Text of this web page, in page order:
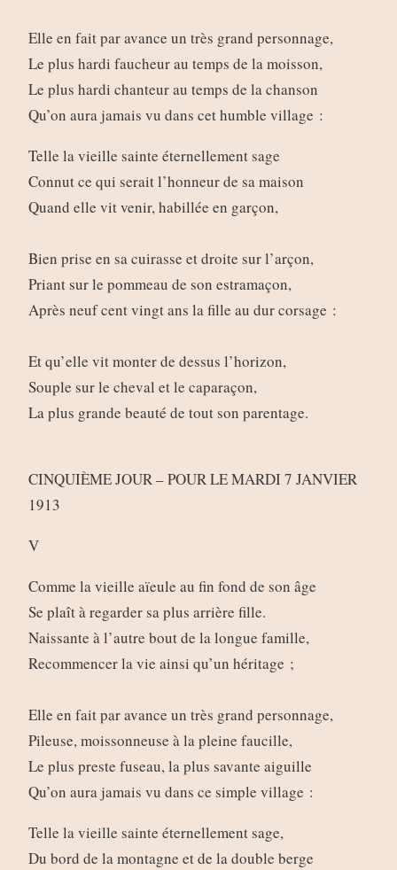
Elle en fait par avance un très grand personnage,
Le plus hardi faucheur au temps de la moisson,
Le plus hardi chanteur au temps de la chanson
Qu’on aura jamais vu dans cet humble village :
Telle la vieille sainte éternellement sage
Connut ce qui serait l’honneur de sa maison
Quand elle vit venir, habillée en garçon,
Bien prise en sa cuirasse et droite sur l’arçon,
Priant sur le pommeau de son estramaçon,
Après neuf cent vingt ans la fille au dur corsage :
Et qu’elle vit monter de dessus l’horizon,
Souple sur le cheval et le caparaçon,
La plus grande beauté de tout son parentage.
CINQUIÈME JOUR – POUR LE MARDI 7 JANVIER
1913
V
Comme la vieille aïeule au fin fond de son âge
Se plaît à regarder sa plus arrière fille.
Naissante à l’autre bout de la longue famille,
Recommencer la vie ainsi qu’un héritage ;
Elle en fait par avance un très grand personnage,
Pileuse, moissonneuse à la pleine faucille,
Le plus preste fuseau, la plus savante aiguille
Qu’on aura jamais vu dans ce simple village :
Telle la vieille sainte éternellement sage,
Du bord de la montagne et de la double berge